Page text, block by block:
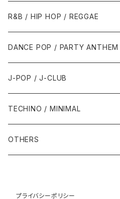
1991年
1995年
1996年
2000年
2001年
2005年
2010年代
2010年
2011年
1995年
1999年
2000年
2001年
2005年
1986年・以前
1987年
1990年代
1990年
1991年
2000年代
1990年代
1990年
1991年
2000年代
2000年
2001年
R&B / HIP HOP / REGGAE
1980年代
1985年・以前
1986年
1990年代
1990年
1991年
1993年
2000年代
2000年
2002年
DANCE POP / PARTY ANTHEM
1980年代
1988年・以前
1989年
1990年代
1990年
1992年
2000年代
2001年
J-POP / J-CLUB
1980年代
1990年代
1991年
TECHINO / MINIMAL
OTHERS
プライバシーポリシー